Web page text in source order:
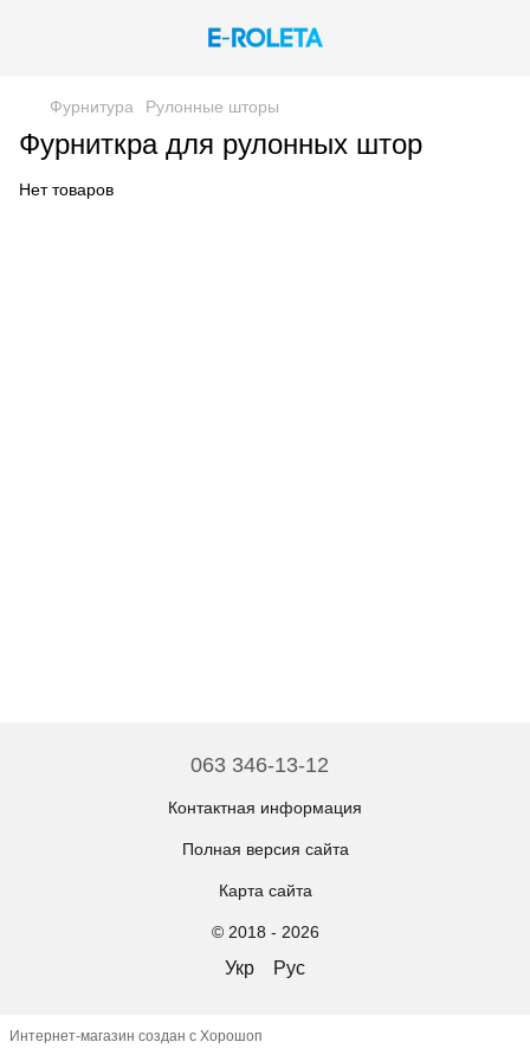
Фурнитура Рулонные шторы
Фурниткра для рулонных штор
Нет товаров
063 346-13-12
Контактная информация
Полная версия сайта
Карта сайта
© 2018 - 2026
Укр Рус
Интернет-магазин создан с Хорошоп